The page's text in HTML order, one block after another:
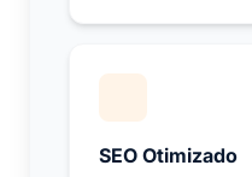
SEO Otimizado